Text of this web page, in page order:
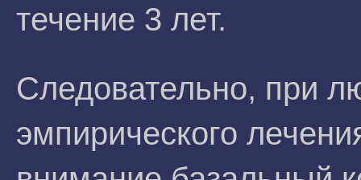
течение 3 лет.
Следовательно, при
эмпирического